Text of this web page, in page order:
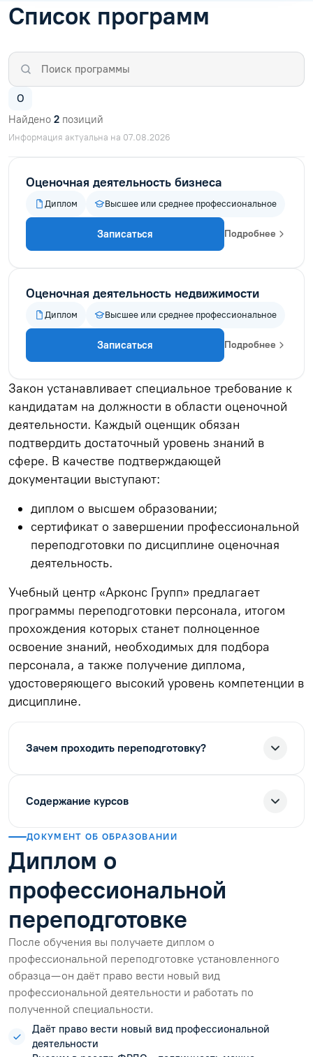
Список программ
О
Найдено 2 позиций
Информация актуальна на 07.08.2026
Оценочная деятельность бизнеса
Диплом Высшее или среднее профессиональное
Записаться Подробнее
Оценочная деятельность недвижимости
Диплом Высшее или среднее профессиональное
Записаться Подробнее
Закон устанавливает специальное требование к
кандидатам на должности в области оценочной
деятельности. Каждый оценщик обязан
подтвердить достаточный уровень знаний в
сфере. В качестве подтверждающей
документации выступают:
диплом о высшем образовании;
сертификат о завершении профессиональной
переподготовки по дисциплине оценочная
деятельность.
Учебный центр «Арконс Групп» предлагает
программы переподготовки персонала, итогом
прохождения которых станет полноценное
освоение знаний, необходимых для подбора
персонала, а также получение диплома,
удостоверяющего высокий уровень компетенции в
дисциплине.
Зачем проходить переподготовку?
Содержание курсов
ДОКУМЕНТ ОБ ОБРАЗОВАНИИ
Диплом о
профессиональной
переподготовке
После обучения вы получаете диплом о
профессиональной переподготовке установленного
образца — он даёт право вести новый вид
профессиональной деятельности и работать по
полученной специальности.
Даёт право вести новый вид профессиональной
деятельности